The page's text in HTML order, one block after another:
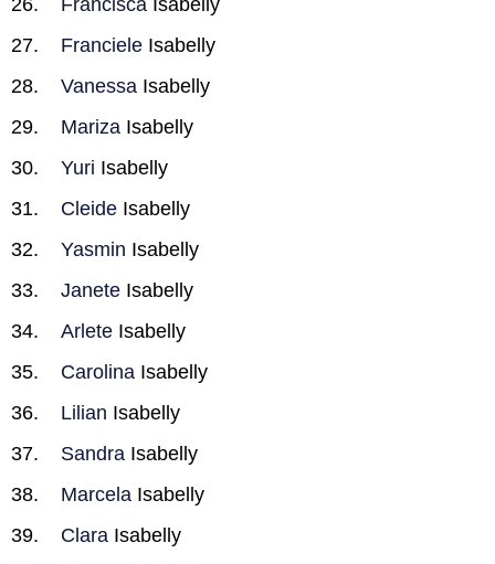
Francisca Isabelly
Franciele Isabelly
Vanessa Isabelly
Mariza Isabelly
Yuri Isabelly
Cleide Isabelly
Yasmin Isabelly
Janete Isabelly
Arlete Isabelly
Carolina Isabelly
Lilian Isabelly
Sandra Isabelly
Marcela Isabelly
Clara Isabelly